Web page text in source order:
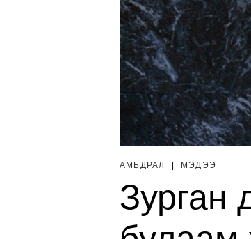
АМЬДРАЛ МЭДЭЭ
Зурган